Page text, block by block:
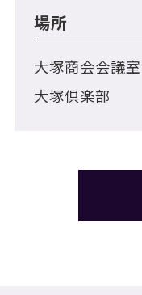
場所
大塚商会会議室
大塚倶楽部